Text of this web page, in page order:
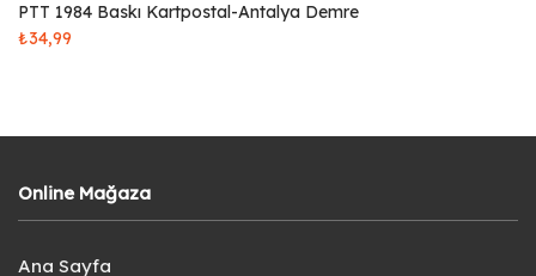
PTT 1984 Baskı Kartpostal-Antalya Demre
₺34,99
Online Mağaza
Ana Sayfa